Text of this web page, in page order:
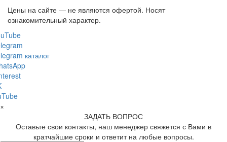
Цены на сайте — не являются офертой. Носят
ознакомительный характер.
каталог
×
ЗАДАТЬ ВОПРОС
Оставьте свои контакты, наш менеджер свяжется с Вами в
кратчайшие сроки и ответит на любые вопросы.